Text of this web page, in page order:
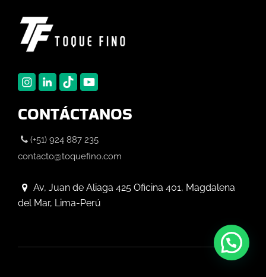
CONTÁCTANOS
(+51) 924 887 235
contacto@toquefino.com
Av, Juan de Aliaga 425 Oficina 401, Magdalena
del Mar, Lima-Perú